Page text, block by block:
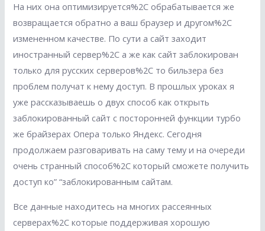
На них она оптимизируется%2C обрабатывается же
возвращается обратно а ваш браузер и другом%2C
измененном качестве. По сути а сайт заходит
иностранный сервер%2C а же как сайт заблокирован
только для русских серверов%2C то бильзера без
проблем получат к нему доступ. В прошлых уроках я
уже рассказываешь о двух способ как открыть
заблокированный сайт с посторонней функции турбо
же брайзерах Опера только Яндекс. Сегодня
продолжаем разговаривать на саму тему и на очереди
очень странный способ%2C который сможете получить
доступ ко” “заблокированным сайтам.
Все данные находитесь на многих рассеянных
серверах%2C которые поддерживая хорошую